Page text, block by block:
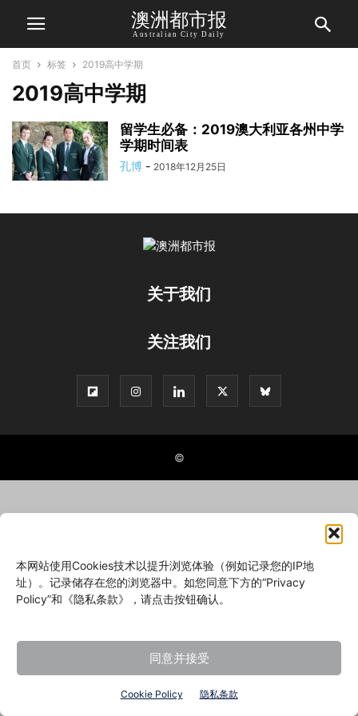
本网站使用Cookies技术以提升浏览体验（例如记录您的IP地
址）。记录储存在您的浏览器中。如您同意下方的“Privacy
Policy”和《隐私条款》，请点击按钮确认。
同意并接受
Cookie Policy 隐私条款
澳洲都市报
Australian City Daily
首页 标签 2019高中学期
2019高中学期
留学生必备：2019澳大利亚各州中学
学期时间表
孔博 - 2018年12月25日
关于我们
关注我们
©